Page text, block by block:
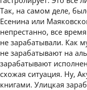
Так, на самом деле,
Есенина или
непрестанно, все
не зарабатывали. Как
не зарабатывают на
зарабатывают
схожая ситуация. Ну,
книгами. Улицкая